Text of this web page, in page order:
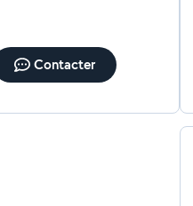
Contacter